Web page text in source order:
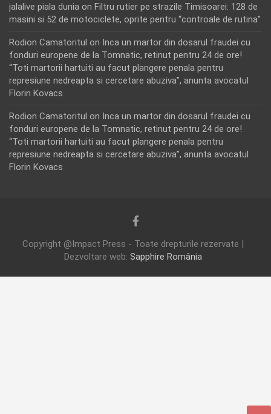
jalalive piala dunia on Filtru rutier pe strazile Timisoarei: 128 de
masini si 52 de motociclete, oprite pentru “controale de rutina”
Rodion Camatoritul on Inca un martor din dosarul fraudei cu
fonduri europene de la Tomnatic, retinut pentru 24 de ore!
“Toti martorii hartuiti au facut plangere penala pentru
represiune nedreapta si cercetare abuziva”, anunta avocatul
Florin Kovacs
Rodion Camatoritul on Inca un martor din dosarul fraudei cu
fonduri europene de la Tomnatic, retinut pentru 24 de ore!
“Toti martorii hartuiti au facut plangere penala pentru
represiune nedreapta si cercetare abuziva”, anunta avocatul
Florin Kovacs
Copyright @Impact Press - Toate drepturile rezervate |
Dezvoltare web: Sapphire România